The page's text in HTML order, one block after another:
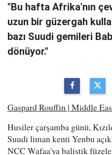
"Bu hafta Afrika'nın
uzun bir güzergah
bazı Suudi gemileri
dönüyor."
Gaspard Rouffin | Middle
Husiler çarşamba günü,
Suudi liman kenti Yenbu
NCC Wafaa'ya balistik